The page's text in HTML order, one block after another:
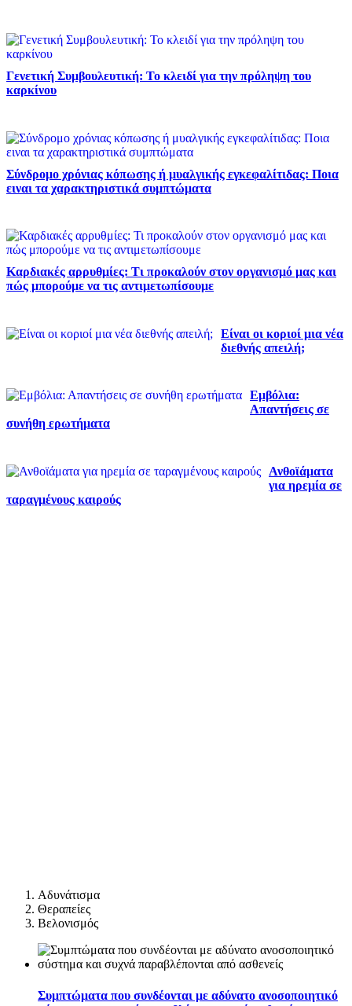
Γενετική Συμβουλευτική: Το κλειδί για την πρόληψη του
καρκίνου
Σύνδρομο χρόνιας κόπωσης ή μυαλγικής εγκεφαλίτιδας: Ποια
ειναι τα χαρακτηριστικά συμπτώματα
Καρδιακές αρρυθμίες: Τι προκαλούν στον οργανισμό μας και
πώς μπορούμε να τις αντιμετωπίσουμε
Είναι οι κοριοί μια νέα
διεθνής απειλή;
Εμβόλια:
Απαντήσεις σε
συνήθη ερωτήματα
Ανθοϊάματα
για ηρεμία σε
ταραγμένους καιρούς
Αδυνάτισμα
Θεραπείες
Βελονισμός
Συμπτώματα που συνδέονται με αδύνατο ανοσοποιητικό